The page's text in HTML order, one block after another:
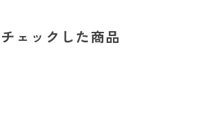
ェックした商品